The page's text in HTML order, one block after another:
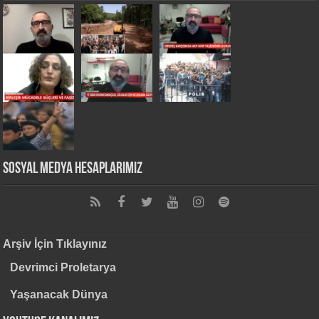
Sosyal Medya Hesaplarımız
Arşiv İçin Tıklayınız
Devrimci Proletarya
Yaşanacak Dünya